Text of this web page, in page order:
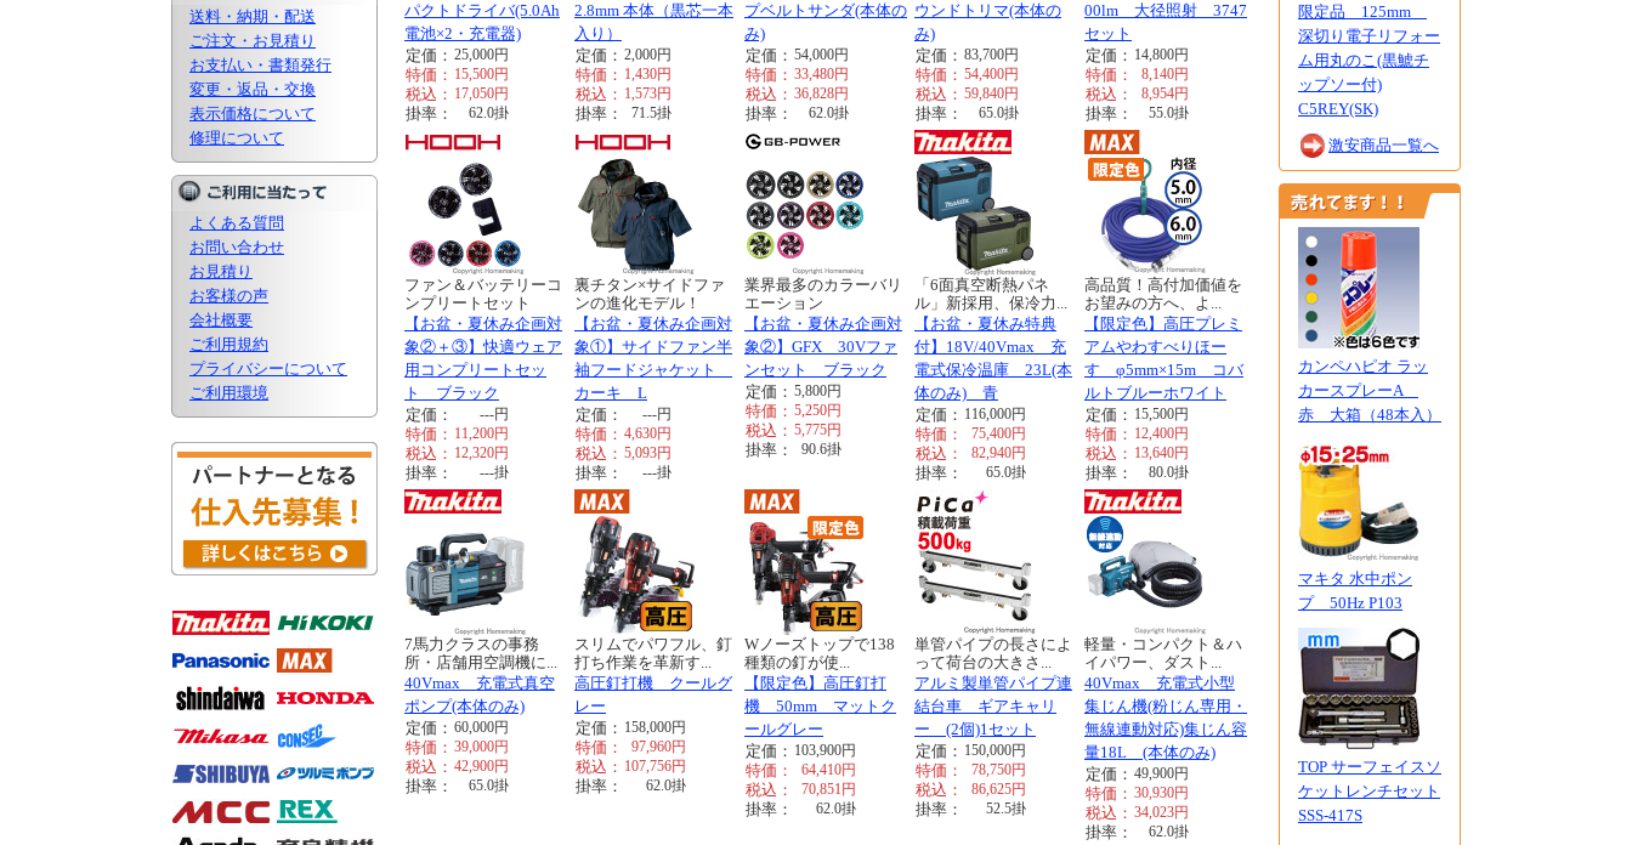
送料・納期・配送
ご注文・お見積り
お支払い・書類発行
変更・返品・交換
表示価格について
修理について
よくある質問
お問い合わせ
お見積り
お客様の声
会社概要
ご利用規約
プライバシーについて
ご利用環境
パクトドライバ(5.0Ah
電池×2・充電器)
定価： 25,000円
特価： 15,500円
税込： 17,050円
掛率： 62.0掛
2.8mm 本体（黒芯一本
入り）
定価： 2,000円
特価： 1,430円
税込： 1,573円
掛率： 71.5掛
プベルトサンダ(本体の
み)
定価： 54,000円
特価： 33,480円
税込： 36,828円
掛率： 62.0掛
ウンドトリマ(本体の
み)
定価： 83,700円
特価： 54,400円
税込： 59,840円
掛率： 65.0掛
00lm 大径照射 3747
セット
定価： 14,800円
特価： 8,140円
税込： 8,954円
掛率： 55.0掛
ファン＆バッテリーコ
ンプリートセット
【お盆・夏休み企画対
象②＋③】快適ウェア
用コンプリートセッ
ト ブラック
定価：
---円
特価： 11,200円
税込： 12,320円
掛率： ---掛
裏チタン×サイドファ
ンの進化モデル！
【お盆・夏休み企画対
象①】サイドファン半
袖フードジャケット
カーキ L
定価：
---円
特価： 4,630円
税込： 5,093円
掛率： ---掛
業界最多のカラーバリ
エーション
【お盆・夏休み企画対
象②】GFX 30Vファ
ンセット ブラック
定価： 5,800円
特価： 5,250円
税込： 5,775円
掛率： 90.6掛
「6面真空断熱パネ
ル」新採用、保冷力...
【お盆・夏休み特典
付】18V/40Vmax 充
電式保冷温庫 23L(本
体のみ) 青
定価： 116,000円
特価： 75,400円
税込： 82,940円
掛率： 65.0掛
高品質！高付加価値を
お望みの方へ、よ...
【限定色】高圧プレミ
アムやわすべりほー
す φ5mm×15m コバ
ルトブルーホワイト
定価： 15,500円
特価： 12,400円
税込： 13,640円
掛率： 80.0掛
7馬力クラスの事務
所・店舗用空調機に...
40Vmax 充電式真空
ポンプ(本体のみ)
定価： 60,000円
特価： 39,000円
税込： 42,900円
掛率： 65.0掛
スリムでパワフル、釘
打ち作業を革新す...
高圧釘打機 クールグ
レー
定価： 158,000円
特価： 97,960円
税込： 107,756円
掛率： 62.0掛
Wノーズトップで138
種類の釘が使...
【限定色】高圧釘打
機 50mm マットク
ールグレー
定価： 103,900円
特価： 64,410円
税込： 70,851 円
掛率： 62.0掛
単管パイプの長さによ
って荷台の大きさ...
アルミ製単管パイプ連
結台車 ギアキャリ
ー (2個)1セット
定価： 150,000円
特価： 78,750円
税込： 86,625円
掛率： 52.5掛
軽量・コンパクト＆ハ
イパワー、ダスト...
40Vmax 充電式小型
集じん機(粉じん専用・
無線連動対応)集じん容
量18L (本体のみ)
定価： 49,900円
特価： 30,930円
税込： 34,023円
掛率： 62.0掛
限定品 125mm
深切り電子リフォー
ム用丸のこ(黒鯱チ
ップソー付)
C5REY(SK)
激安商品一覧へ
カンペハピオ ラッ
カースプレーA
赤 大箱（48本入）
マキタ 水中ポン
プ 50Hz P103
TOP サーフェイスソ
ケットレンチセット
SSS-417S